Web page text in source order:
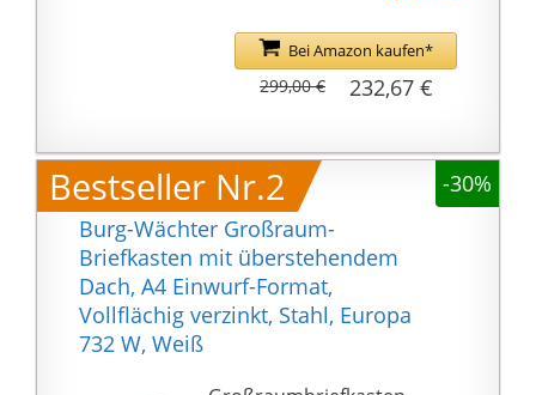
Briefkasten: Durch
geräumigen Korpus,
Abstandshalter zum
und Ausgleich von
Unebenheiten
MADE IN GERMANY -
Herausragende
Verarbeitung: Extrem
witterungsbeständig
und Rostfrei, Weite
Kanten für angenehme
Bei Amazon kaufen*
232,67 €
299,00 €
Bestseller Nr.2
-30%
Burg-Wächter Großraum-
Briefkasten mit überstehendem
Dach, A4 Einwurf-Format,
Vollflächig verzinkt, Stahl, Europa
732 W, Weiß